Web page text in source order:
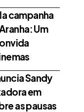
campanha
Um
Sandy
em
as pausas